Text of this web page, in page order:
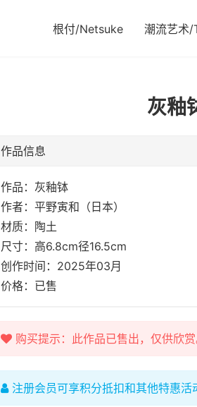
根付/Netsuke 潮流艺术
灰釉
作品信息
作品：灰釉钵
作者：平野寅和（日本）
材质：陶土
尺寸：高6.8cm径16.5cm
创作时间：2025年03月
价格：已售
购买提示：此作品已售出，仅供
注册会员可享积分抵扣和其他特惠活